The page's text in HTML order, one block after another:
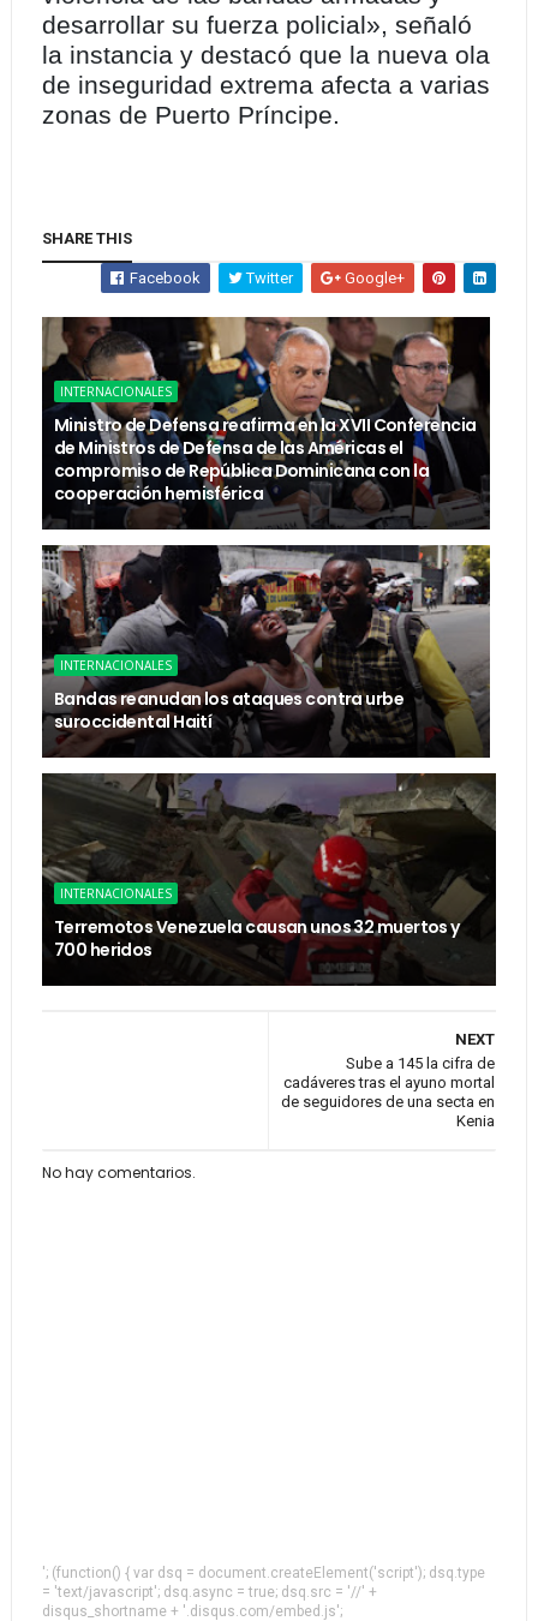
desarrollar su fuerza policial», señaló
la instancia y destacó que la nueva ola
de inseguridad extrema afecta a varias
zonas de Puerto Príncipe.
SHARE THIS
Facebook Twitter Google+
INTERNACIONALES
Ministro de Defensa reafirma en la XVII Conferencia
de Ministros de Defensa de las Américas el
compromiso de República Dominicana con la
cooperación hemisférica
INTERNACIONALES
Bandas reanudan los ataques contra urbe
suroccidental Haití
INTERNACIONALES
Terremotos Venezuela causan unos 32 muertos y
700 heridos
NEXT
Sube a 145 la cifra de
cadáveres tras el ayuno mortal
de seguidores de una secta en
Kenia
No hay comentarios.
'; (function() { var dsq = document.createElement('script'); dsq.type
= 'text/javascript'; dsq.async = true; dsq.src = '//' +
disqus_shortname + '.disqus.com/embed.js';